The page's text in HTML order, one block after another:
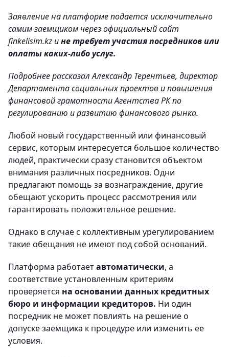
Заявление на платформе подается исключительно
самим заемщиком через официальный сайт
finkelisim.kz ине требует участия посредников или
оплаты каких-либо услуг.
Подробнее рассказал Александр Терентьев, директор
Департамента социальных проектов и повышения
финансовой грамотности Агентства РК по
регулированию и развитию финансового рынка.
Любой новый государственный или финансовый
сервис, которым интересуется большое количество
людей, практически сразу становится объектом
внимания различных посредников. Одни
предлагают помощь за вознаграждение, другие
обещают ускорить процесс рассмотрения или
гарантировать положительное решение.
Однако в случае с коллективным урегулированием
такие обещания не имеют под собой оснований.
Платформа работаетавтоматически, а
соответствие установленным критериям
проверяется на основании данных кредитных
бюро и информации кредиторов. Ни один
посредник не может повлиять на решение о
допуске заемщика к процедуре или изменить ее
условия.